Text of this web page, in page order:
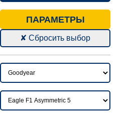
ПАРАМЕТРЫ
✘ Сбросить выбор